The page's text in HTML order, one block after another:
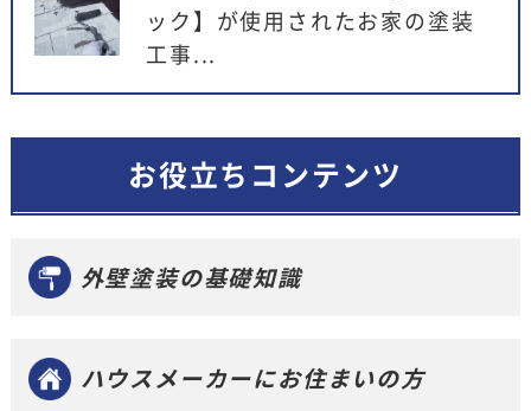
ック】が使用されたお家の塗装
工事...
お役立ちコンテンツ
外壁塗装の基礎知識
ハウスメーカーにお住まいの方